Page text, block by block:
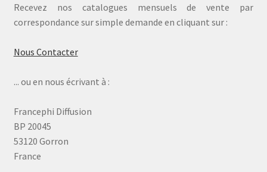
Recevez nos catalogues mensuels de vente par
correspondance sur simple demande en cliquant sur :
Nous Contacter
... ou en nous écrivant à :
Francephi Diffusion
BP 20045
53120 Gorron
France